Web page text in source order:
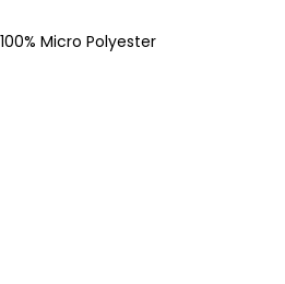
100% Micro Polyester